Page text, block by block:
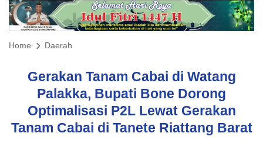
Home Daerah
Gerakan Tanam Cabai di Watang
Palakka, Bupati Bone Dorong
Optimalisasi P2L Lewat Gerakan
Tanam Cabai di Tanete Riattang Barat